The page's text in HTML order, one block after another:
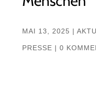
MAI 13, 2025 |
PRESSE | 0